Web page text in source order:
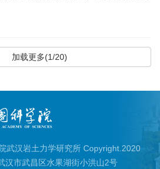
加载更多(1/20)
武汉岩土力学研究所 Copyright.2020
汉市武昌区水果湖街小洪山2号